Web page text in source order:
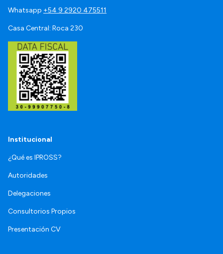
Whatsapp +54 9 2920 475511
Casa Central: Roca 230
Institucional
¿Qué es IPROSS?
Autoridades
Delegaciones
Consultorios Propios
Presentación CV